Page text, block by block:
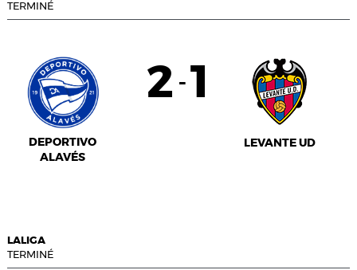
TERMINÉ
DEPORTIVO
ALAVÉS
2 - 1
LEVANTE UD
LALIGA
TERMINÉ